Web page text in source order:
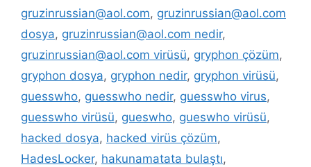
gruzinrussian@aol.com, gruzinrussian@aol.com
dosya, gruzinrussian@aol.com nedir,
gruzinrussian@aol.com virüsü, gryphon çözüm,
gryphon dosya, gryphon nedir, gryphon virüsü,
guesswho, guesswho nedir, guesswho virus,
guesswho virüsü, gueswho, gueswho virüsü,
hacked dosya, hacked virüs çözüm,
HadesLocker, hakunamatata bulaştı,